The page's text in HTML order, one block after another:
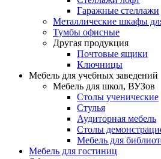
Гаражные стеллажи
Металлические шкафы
Тумбы офисные
Другая продукция
Почтовые ящики
Ключницы
Мебель для учебных заведений
Мебель для школ, ВУЗов
Столы ученические
Стулья
Аудиторная мебель
Столы
Мебель для
Мебель для гостиниц